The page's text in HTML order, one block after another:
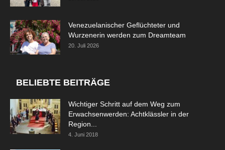
Venezuelanischer Geflüchteter und
Wurzenerin werden zum Dreamteam
20. Juli 2026
BELIEBTE BEITRÄGE
Wichtiger Schritt auf dem Weg zum
Erwachsenwerden: Achtklässler in der
Region...
4. Juni 2018